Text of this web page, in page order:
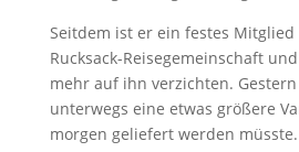
Seitdem ist er ein festes
Rucksack-Reisegemeinschaft
mehr auf ihn verzichten.
unterwegs eine etwas größere
morgen geliefert werden müsste.